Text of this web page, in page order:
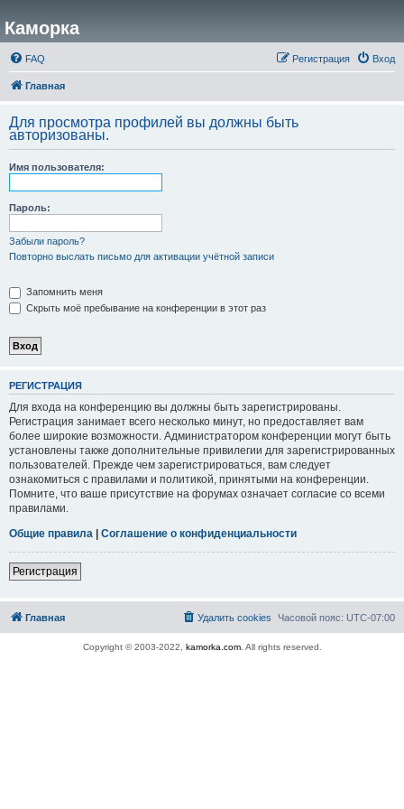
Каморка
FAQ Вход
Регистрация
Главная
Для просмотра профилей вы должны быть
авторизованы.
Имя пользователя:
Пароль:
Забыли пароль?
Повторно выслать письмо для активации учётной записи
Запомнить меня
Скрыть моё пребывание на конференции в этот раз
РЕГИСТРАЦИЯ
Для входа на конференцию вы должны быть зарегистрированы.
Регистрация занимает всего несколько минут, но предоставляет вам
более широкие возможности. Администратором конференции могут быть
установлены также дополнительные привилегии для зарегистрированных
пользователей. Прежде чем зарегистрироваться, вам следует
ознакомиться с правилами и политикой, принятыми на конференции.
Помните, что ваше присутствие на форумах означает согласие со всеми
правилами.
Общие правила | Соглашение о конфиденциальности
Регистрация
Главная Часовой пояс: UTC-07:00
Удалить cookies
Copyright © 2003-2022, kamorka.com. All rights reserved.